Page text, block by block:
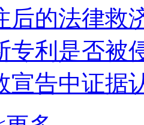
后的法律救
专利是否被
宣告中证据